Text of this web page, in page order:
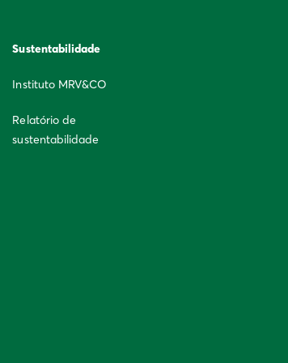
Sustentabilidade
Instituto MRV&CO
Relatório de
sustentabilidade